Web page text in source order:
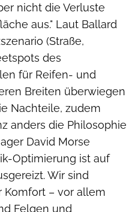
nicht die Verluste
aus." Laut Ballard
(Straße,
des
für Reifen- und
Breiten überwiegen
Nachteile, zudem
anders die Philosophie
David Morse
Optimierung ist auf
Wir sind
Komfort – vor allem
Felgen und